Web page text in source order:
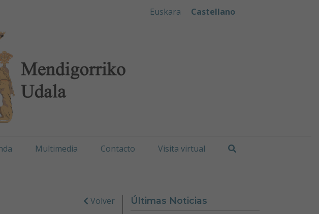
Udala
Euskara Castellano
Multimedia Contacto Visita virtual
Volver Últimas Noticias